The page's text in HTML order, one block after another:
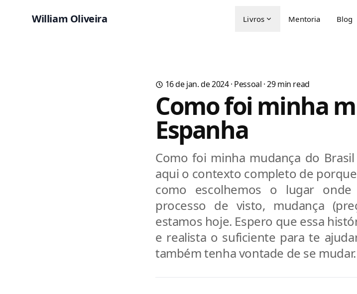
William Oliveira Livros Mentoria Blog
16 de jan. de 2024· Pessoal ·29min read
Como foi minha
Espanha
Como foi minha mudança do
aqui o contexto completo de
como escolhemos o lugar
processo de visto, mudança
estamos hoje. Espero que essa
e realista o suficiente para te
também tenha vontade de se mudar.